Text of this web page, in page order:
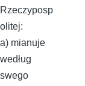
Rzeczyposp
olitej:
a) mianuje
według
swego